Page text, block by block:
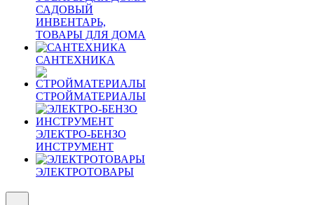
САДОВЫЙ
ИНВЕНТАРЬ,
ТОВАРЫ ДЛЯ ДОМА
САНТЕХНИКА
СТРОЙМАТЕРИАЛЫ
ЭЛЕКТРО-БЕНЗО
ИНСТРУМЕНТ
ЭЛЕКТРОТОВАРЫ